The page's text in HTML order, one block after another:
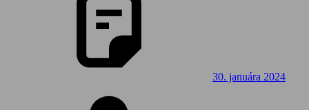
30. januára 2024